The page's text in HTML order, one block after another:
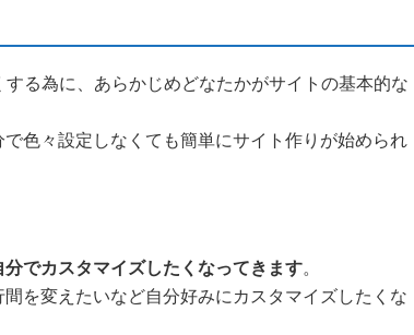
る為に、あらかじめどなたかがサイトの基本的な
色々設定しなくても簡単にサイト作りが始められ
分でカスタマイズしたくなってきます。
を変えたいなど自分好みにカスタマイズしたくな